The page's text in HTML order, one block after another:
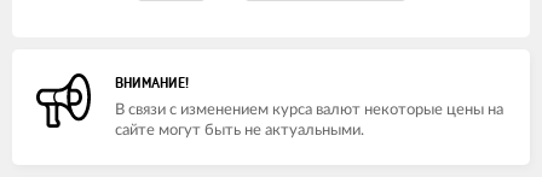
ВНИМАНИЕ!
В связи с изменением курса валют некоторые цены на
сайте могут быть не актуальными.